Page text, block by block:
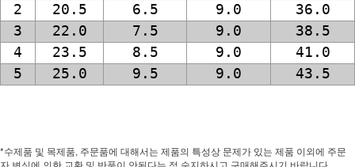
2
20.5 6.5 9.0
36.0
3
22.0 7.5 9.0
38.5
4
23.5 8.5 9.0
41.0
5
25.0 9.5 9.0 43.5
*수제품 및 목제품, 주문품에 대해서는 제품의 특성상 문제가 있는 제품 이외에 주문